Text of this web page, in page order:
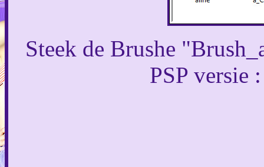
Steek de Brushe
PSP versie